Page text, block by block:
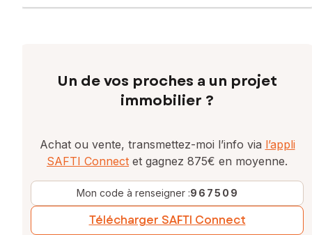
Un de vos proches a un projet
immobilier ?
Achat ou vente, transmettez-moi l’info via l’appli
SAFTI Connect et gagnez 875€ en moyenne.
Mon code à renseigner :967509
Télécharger SAFTI Connect